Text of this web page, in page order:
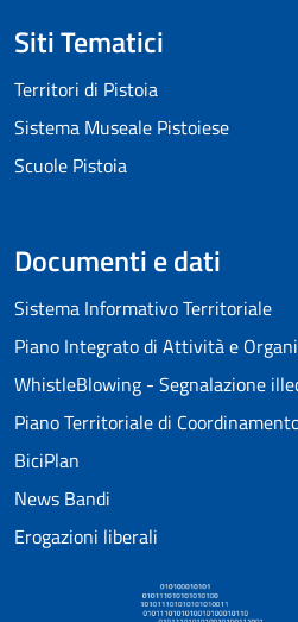
Siti Tematici
Territori di Pistoia
Sistema Museale Pistoiese
Scuole Pistoia
Documenti e dati
Sistema Informativo Territoriale
Piano Integrato di Attività e
WhistleBlowing - Segnalazione
Piano Territoriale di
BiciPlan
News Bandi
Erogazioni liberali